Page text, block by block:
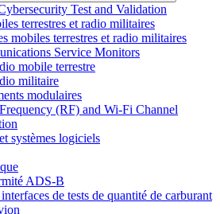
Test and Validation
terrestres et radio militaires
mobiles terrestres et radio militaires
Service Monitors
mobile terrestre
militaire
modulaires
(RF) and Wi-Fi Channel
systèmes logiciels
ADS-B
de tests de quantité de carburant